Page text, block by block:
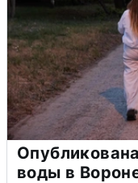
воды в